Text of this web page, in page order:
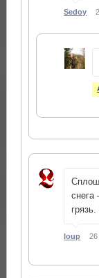
Sedoy
грязь.
loup 26